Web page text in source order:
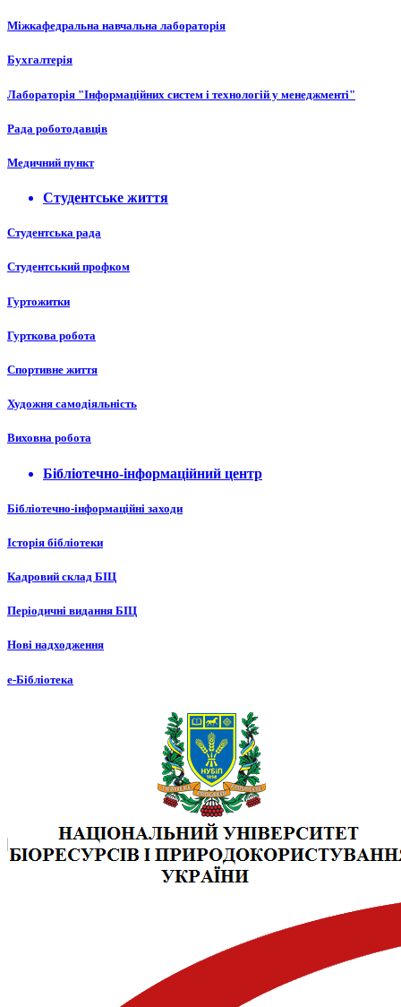
Міжкафедральна навчальна лабораторія
Бухгалтерія
Лабораторія "Інформаційних систем і технологій у менеджменті"
Рада роботодавців
Медичний пункт
Студентське життя
Студентська рада
Студентський профком
Гуртожитки
Гурткова робота
Спортивне життя
Художня самодіяльність
Виховна робота
Бібліотечно-інформаційний центр
Бібліотечно-інформаційні заходи
Історія бібліотеки
Кадровий склад БІЦ
Періодичні видання БІЦ
Нові надходження
е-Бібліотека